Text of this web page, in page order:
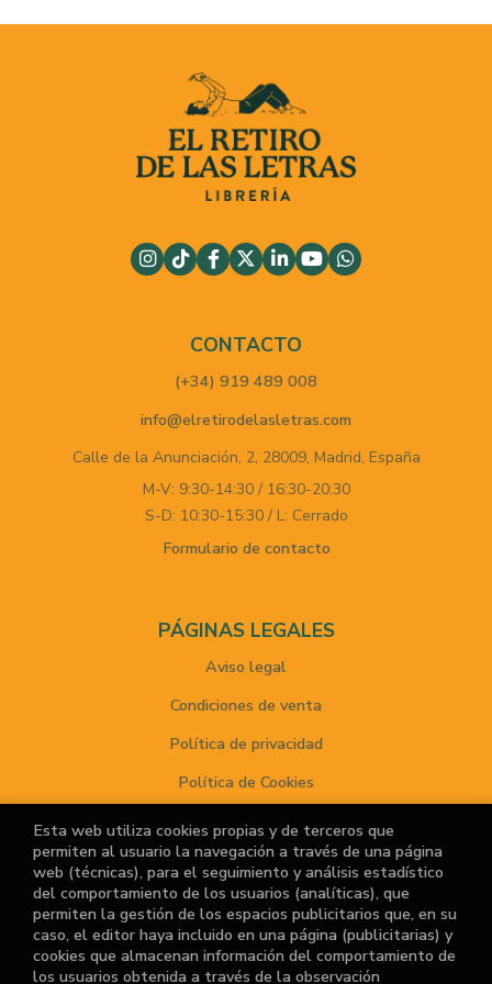
CONTACTO
(+34) 919 489 008
info@elretirodelasletras.com
Calle de la Anunciación, 2, 28009, Madrid, España
M-V: 9:30-14:30 / 16:30-20:30
S-D: 10:30-15:30 / L: Cerrado
Formulario de contacto
PÁGINAS LEGALES
Aviso legal
Condiciones de venta
Política de privacidad
Política de Cookies
ATENCIÓN AL CLIENTE
Quiénes somos
Noticias
¿No encuentras el libro que buscas?
Esta web utiliza cookies propias y de terceros que
permiten al usuario la navegación a través de una página
web (técnicas), para el seguimiento y análisis estadístico
del comportamiento de los usuarios (analíticas), que
permiten la gestión de los espacios publicitarios que, en su
caso, el editor haya incluido en una página (publicitarias) y
cookies que almacenan información del comportamiento de
los usuarios obtenida a través de la observación